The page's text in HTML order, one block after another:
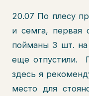
20.07 По плесу
и семга, первая
пойманы 3 шт. на
еще отпустили.
здесь я
место для